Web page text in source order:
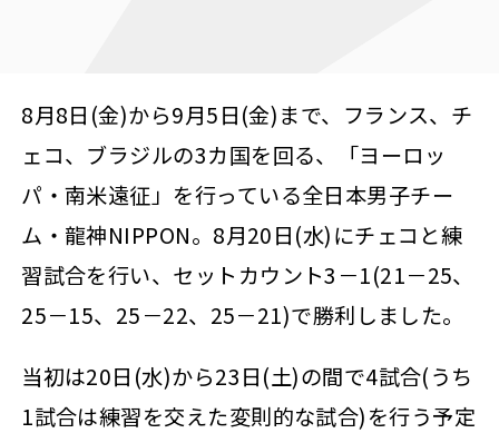
8月8日(金)から9月5日(金)まで、フランス、チ
ェコ、ブラジルの3カ国を回る、「ヨーロッ
パ・南米遠征」を行っている全日本男子チー
ム・龍神NIPPON。8月20日(水)にチェコと練
習試合を行い、セットカウント3－1(21－25、
25－15、25－22、25－21)で勝利しました。
当初は20日(水)から23日(土)の間で4試合(うち
1試合は練習を交えた変則的な試合)を行う予定